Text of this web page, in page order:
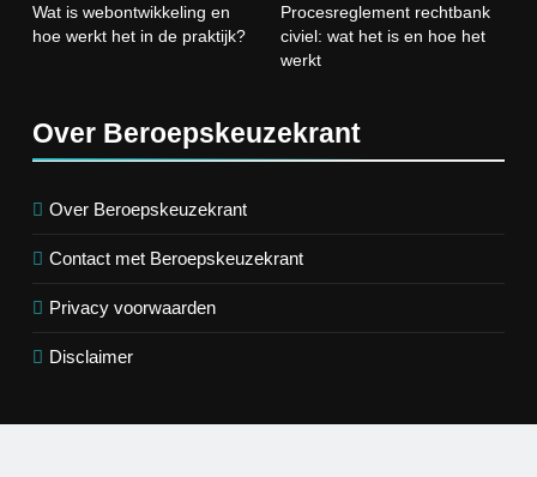
4
Procesreglement rechtbank civiel:
wat het is en hoe het werkt
Wat is veeteelt? Alles over het
meer
LANDBOUW, NATUUR EN VISSERIJ
ochtendduo van Nederland
MEDIA EN COMMUNICATIE
Wat is webontwikkeling en
hoe werkt het in de praktijk?
Procesreglement rechtbank
civiel: wat het is en hoe het
werkt
Over Beroepskeuzekrant
Over Beroepskeuzekrant
Contact met Beroepskeuzekrant
Privacy voorwaarden
Disclaimer